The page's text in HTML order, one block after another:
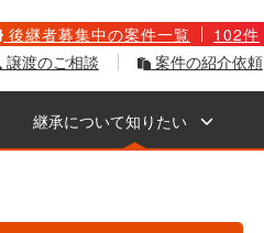
後継者募集中の案件一覧
102件
譲渡のご相談
案件の紹介依頼
継承について知りたい